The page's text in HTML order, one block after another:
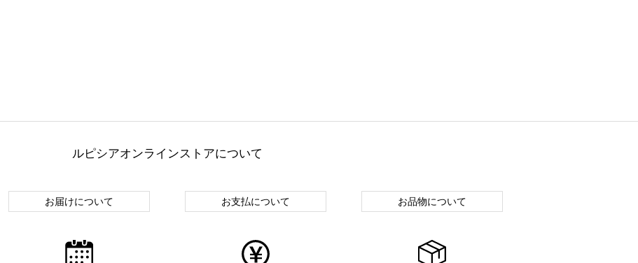
ルピシアオンラインストアについて
お届けについて お支払について お品物について